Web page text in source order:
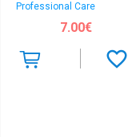
Professional Care
7.00€